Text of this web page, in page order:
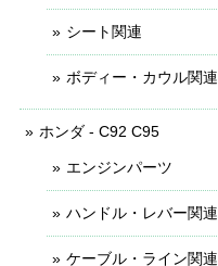
シート関連
ボディー・カウル関連
ホンダ - C92 C95
エンジンパーツ
ハンドル・レバー関連
ケーブル・ライン関連